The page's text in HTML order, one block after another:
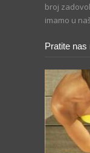
broj
imamo u
Pratite nas